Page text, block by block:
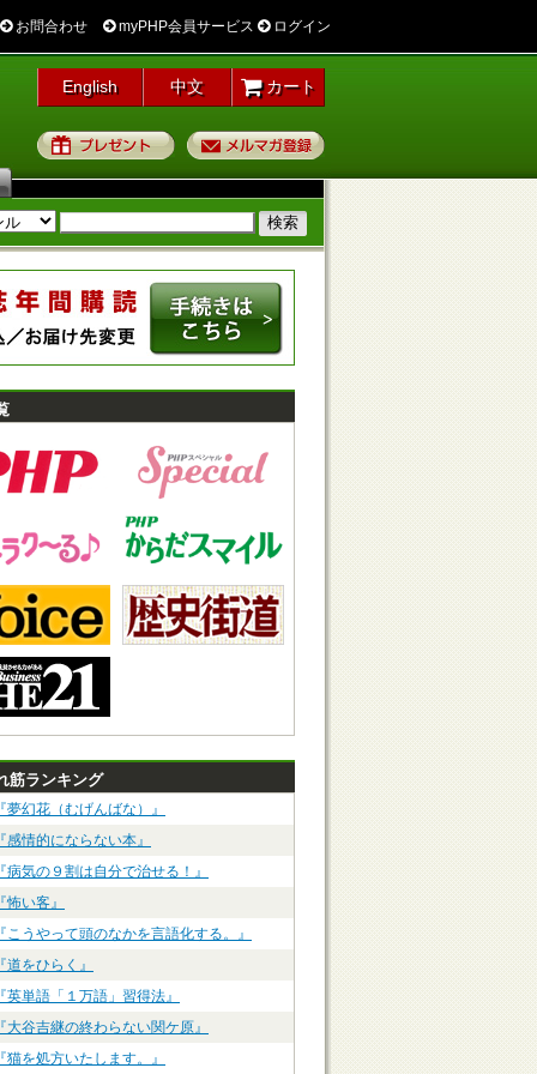
お問合わせ myPHP会員サービス ログイン
English 中文 カート
プレゼント
筋ランキング
夢幻花（むげんばな）』
感情的にならない本』
病気の９割は自分で治せる！』
怖い客』
こうやって頭のなかを言語化する。』
道をひらく』
英単語「１万語」習得法』
大谷吉継の終わらない関ケ原』
猫を処方いたします。』